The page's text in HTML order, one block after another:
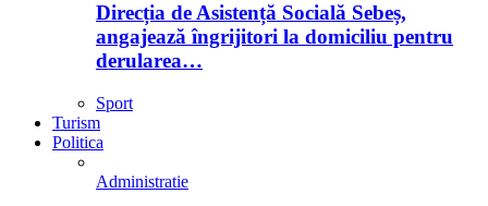
Direcția de Asistență Socială Sebeș,
angajează îngrijitori la domiciliu pentru
derularea…
Sport
Turism
Politica
Administratie